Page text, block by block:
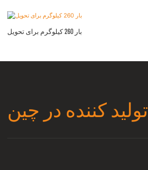
بار 260 کیلوگرم برای تحویل
تولید کننده در چین